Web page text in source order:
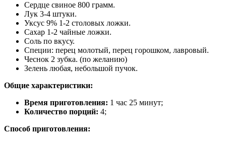
Сердце свиное 800 грамм.
Лук 3-4 штуки.
Уксус 9% 1-2 столовых ложки.
Сахар 1-2 чайные ложки.
Соль по вкусу.
Специи: перец молотый, перец горошком, лавровый.
Чеснок 2 зубка. (по желанию)
Зелень любая, небольшой пучок.
Общие характеристики:
Время приготовления: 1 час 25 минут;
Количество порций: 4;
Способ приготовления: